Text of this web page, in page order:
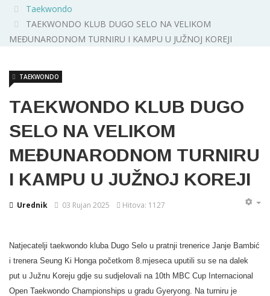
Taekwondo
TAEKWONDO KLUB DUGO SELO NA VELIKOM
MEĐUNARODNOM TURNIRU I KAMPU U JUŽNOJ KOREJI
TAEKWONDO KLUB DUGO
SELO NA VELIKOM
MEĐUNARODNOM TURNIRU
I KAMPU U JUŽNOJ KOREJI
Urednik
TAEKWONDO
03 Rujan 2025 Hitova: 1127
Natjecatelji taekwondo kluba Dugo Selo u pratnji trenerice Janje Bambić
i trenera Seung Ki Honga početkom 8.mjeseca uputili su se na dalek
put u Južnu Koreju gdje su sudjelovali na 10th MBC Cup Internacional
Open Taekwondo Championships u gradu Gyeryong. Na turniru je